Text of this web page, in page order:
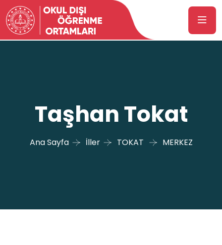
Taşhan Tokat
Ana Sayfa İller TOKAT MERKEZ